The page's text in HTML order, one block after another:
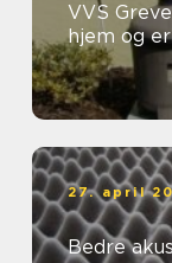
VVS
hjem og
27. april
Bedre